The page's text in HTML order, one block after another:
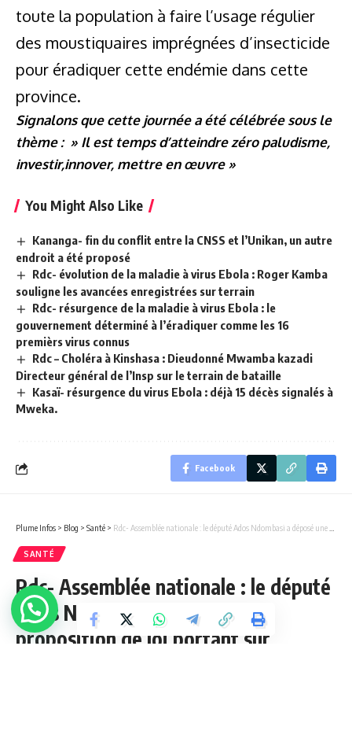
toute la population à faire l’usage régulier
des moustiquaires imprégnées d’insecticide
pour éradiquer cette endémie dans cette
province.
Signalons que cette journée a été célébrée sous le
thème : » Il est temps d’atteindre zéro paludisme,
investir,innover, mettre en œuvre »
You Might Also Like
Kananga- fin du conflit entre la CNSS et l’Unikan, un autre
endroit a été proposé
Rdc- évolution de la maladie à virus Ebola : Roger Kamba
souligne les avancées enregistrées sur terrain
Rdc- résurgence de la maladie à virus Ebola : le
gouvernement déterminé à l’éradiquer comme les 16
premièrs virus connus
Rdc – Choléra à Kinshasa : Dieudonné Mwamba kazadi
Directeur général de l’Insp sur le terrain de bataille
Kasaï- résurgence du virus Ebola : déjà 15 décès signalés à
Mweka.
Facebook
Plume Infos > Blog > Santé > Rdc- Assemblée nationale : le député Ados Ndombasi a déposé une proposition de loi portant sur l’administration des soins d’urgence et pré hospitaliers.
SANTÉ
Rdc- Assemblée nationale : le député
Ados Ndombasi a déposé une
proposition de loi portant sur